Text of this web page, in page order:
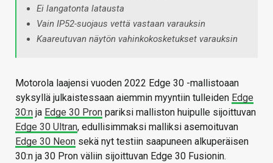
Ei langatonta latausta
Vain IP52-suojaus vettä vastaan varauksin
Kaareutuvan näytön vahinkokosketukset varauksin
Motorola laajensi vuoden 2022 Edge 30 -mallistoaan
syksyllä julkaistessaan aiemmin myyntiin tulleiden Edge
30:n ja Edge 30 Pron pariksi malliston huipulle sijoittuvan
Edge 30 Ultran, edullisimmaksi malliksi asemoituvan
Edge 30 Neon sekä nyt testiin saapuneen alkuperäisen
30:n ja 30 Pron väliin sijoittuvan Edge 30 Fusionin.